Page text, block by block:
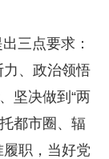
三点要求：
、政治领悟
坚决做到“两
都市圈、辐
履职，当好党